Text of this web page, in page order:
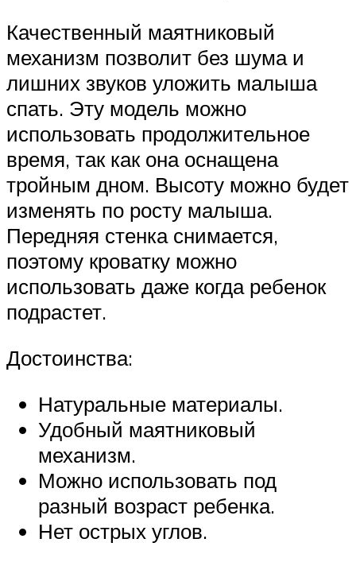
Качественный маятниковый
механизм позволит без шума и
лишних звуков уложить малыша
спать. Эту модель можно
использовать продолжительное
время, так как она оснащена
тройным дном. Высоту можно будет
изменять по росту малыша.
Передняя стенка снимается,
поэтому кроватку можно
использовать даже когда ребенок
подрастет.
Достоинства:
Натуральные материалы.
Удобный маятниковый
механизм.
Можно использовать под
разный возраст ребенка.
Нет острых углов.